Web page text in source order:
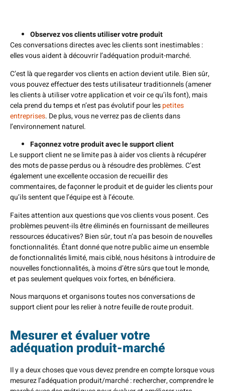
Observez vos clients utiliser votre produit
Ces conversations directes avec les clients sont inestimables :
elles vous aident à découvrir l’adéquation produit-marché.
C’est là que regarder vos clients en action devient utile. Bien sûr,
vous pouvez effectuer des tests utilisateur traditionnels (amener
les clients à utiliser votre application et voir ce qu’ils font), mais
cela prend du temps et n’est pas évolutif pour lespetites
entreprises. De plus, vous ne verrez pas de clients dans
l’environnement naturel.
Façonnez votre produit avec le support client
Le support client ne se limite pas à aider vos clients à récupérer
des mots de passe perdus ou à résoudre des problèmes. C’est
également une excellente occasion de recueillir des
commentaires, de façonner le produit et de guider les clients pour
qu’ils sentent que l’équipe est à l’écoute.
Faites attention aux questions que vos clients vous posent. Ces
problèmes peuvent-ils être éliminés en fournissant de meilleures
ressources éducatives? Bien sûr, tout n’a pas besoin de nouvelles
fonctionnalités. Étant donné que notre public aime un ensemble
de fonctionnalités limité, mais ciblé, nous hésitons à introduire de
nouvelles fonctionnalités, à moins d’être sûrs que tout le monde,
et pas seulement quelques voix fortes, en bénéficiera.
Nous marquons et organisons toutes nos conversations de
support client pour les relier à notre feuille de route produit.
Mesurer et évaluer votre
adéquation produit-marché
Il y a deux choses que vous devez prendre en compte lorsque vous
mesurez l’adéquation produit/marché : rechercher, comprendre le